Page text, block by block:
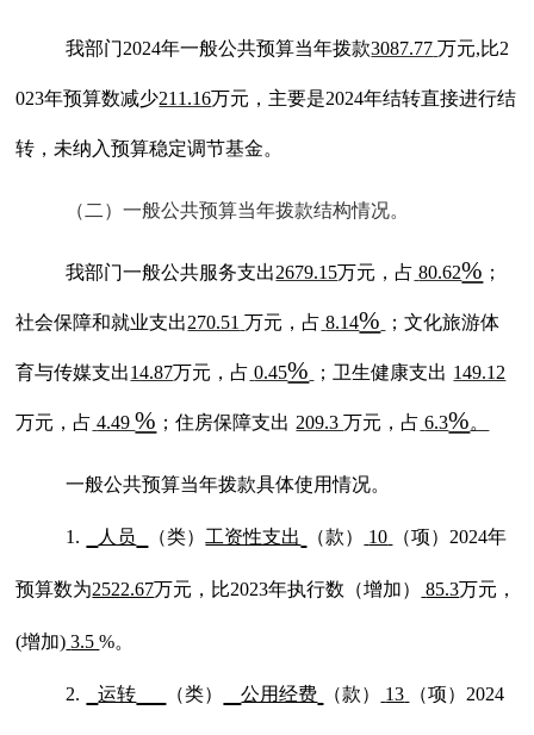
我部门2024年一般公共预算当年拨款3087.77 万元,比2
023年预算数减少211.16万元，主要是2024年结转直接进行结
转，未纳入预算稳定调节基金。
（二）一般公共预算当年拨款结构情况。
我部门一般公共服务支出2679.15万元，占 80.62% ；
社会保障和就业支出270.51 万元，占 8.14% ；文化旅游体
育与传媒支出14.87万元， 占 0.45% ；卫生健康支出 149.12
万元，占 4.49% ；住房保障支出 209.3万元，占 6.3%。
一般公共预算当年拨款具体使用情况。
1. 人员 （类） 工资性支出 （款） 10 （项） 2024年
预算数为2522.67万元，比2023年执行数（增加） 85.3万元，
(增加) 3.5%。
2. 运转 （类） 公用经费 （款） 13 （项） 2024